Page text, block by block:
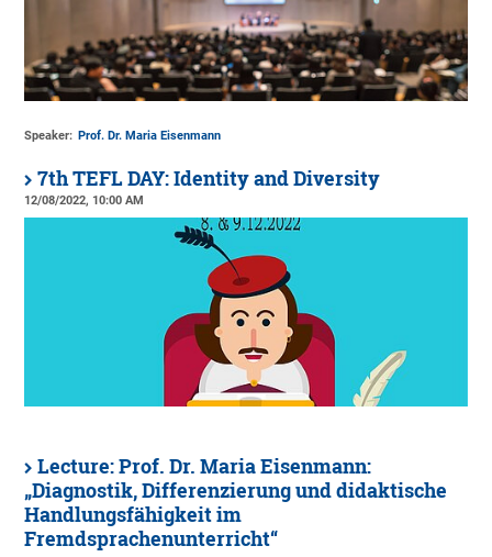
Speaker: Prof. Dr. Maria Eisenmann
7th TEFL DAY: Identity and Diversity
12/08/2022, 10:00 AM
Lecture: Prof. Dr. Maria Eisenmann:
„Diagnostik, Differenzierung und didaktische
Handlungsfähigkeit im
Fremdsprachenunterricht“